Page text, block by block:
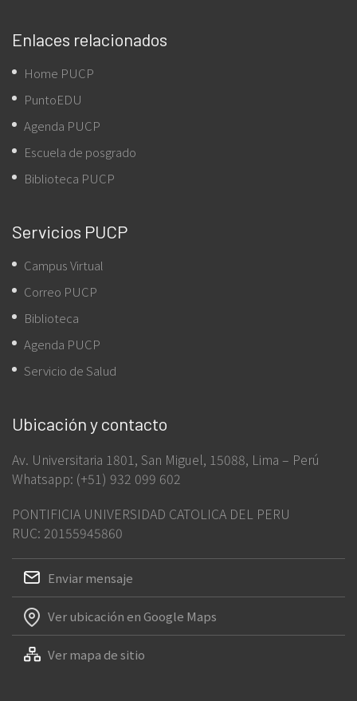
Enlaces relacionados
Home PUCP
PuntoEDU
Agenda PUCP
Escuela de posgrado
Biblioteca PUCP
Servicios PUCP
Campus Virtual
Correo PUCP
Biblioteca
Agenda PUCP
Servicio de Salud
Ubicación y contacto
Av. Universitaria 1801, San Miguel, 15088, Lima – Perú
Whatsapp: (+51) 932 099 602
PONTIFICIA UNIVERSIDAD CATOLICA DEL PERU
RUC: 20155945860
Enviar mensaje
Ver ubicación en Google Maps
Ver mapa de sitio